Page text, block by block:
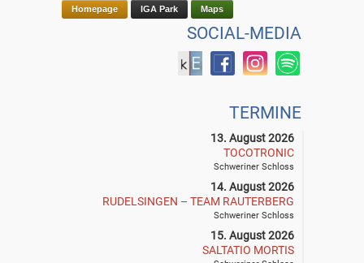
Homepage IGA Park Maps
SOCIAL-MEDIA
TERMINE
13. August 2026
TOCOTRONIC
Schweriner Schloss
14. August 2026
RUDELSINGEN – TEAM RAUTERBERG
Schweriner Schloss
15. August 2026
SALTATIO MORTIS